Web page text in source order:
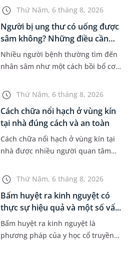
niệu hơn nam giới. Tùy theo
nguyên nhân, mức độ nhiễm trùng
và...
Thứ Năm, 6 tháng 8, 2026
Người bị ung thư có uống được
sâm không? Những điều cần
b...
Nhiều người bệnh thường tìm đến
nhân sâm như một cách bồi bổ cơ
thư. Tuy nhiên, câu hỏi người bị
ung thư có uống được sâm kh...
Thứ Năm, 6 tháng 8, 2026
Cách chữa nổi hạch ở vùng kín
tại nhà đúng cách và an toàn
Cách chữa nổi hạch ở vùng kín tại
nhà được nhiều người quan tâm
bẹn hoặc cơ quan sinh dục. Nếu
hạch mới xuất hiện, kích th...
Thứ Năm, 6 tháng 8, 2026
Bấm huyệt ra kinh nguyệt có
thực sự hiệu quả và một số vấ...
Bấm huyệt ra kinh nguyệt là
phương pháp của y học cổ truyền